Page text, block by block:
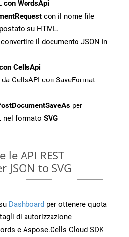
con WordsApi
con il nome file
su HTML.
il documento JSON in
CellsApi
da CellsAPI con SaveFormat
per
nel formato SVG
le API REST
JSON to SVG
Dashboard per ottenere quota
di autorizzazione
e Aspose.Cells Cloud SDK